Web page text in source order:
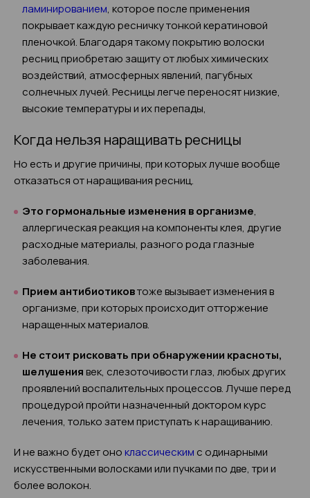
ламинированием, которое после применения
покрывает каждую ресничку тонкой кератиновой
пленочкой. Благодаря такому покрытию волоски
ресниц приобретаю защиту от любых химических
воздействий, атмосферных явлений, пагубных
солнечных лучей. Ресницы легче переносят низкие,
высокие температуры и их перепады,
Когда нельзя наращивать ресницы
Но есть и другие причины, при которых лучше вообще
отказаться от наращивания ресниц.
Это гормональные изменения в организме,
аллергическая реакция на компоненты клея, другие
расходные материалы, разного рода глазные
заболевания.
Прием антибиотиковтоже вызывает изменения в
организме, при которых происходит отторжение
наращенных материалов.
Не стоит рисковать при обнаружении красноты,
шелушениявек, слезоточивости глаз, любых других
проявлений воспалительных процессов. Лучше перед
процедурой пройти назначенный доктором курс
лечения, только затем приступать к наращиванию.
И не важно будет оноклассическим с одинарными
искусственными волосками или пучками по две, три и
более волокон.